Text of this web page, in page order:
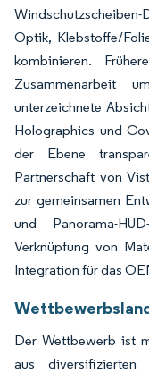
Optik, Klebstoffe/
kombinieren.
Zusammenarbeit
unterzeichnete
Holographics und
der Ebene
Partnerschaft von
zur gemeinsamen
und Panorama-
Verknüpfung von
Integration für das
Der Wettbewerb ist
aus diversifizierten